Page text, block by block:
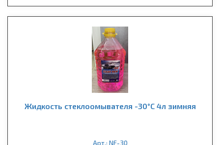
Жидкость стеклоомывателя -30°С 4л зимняя
Арт.: NF-30